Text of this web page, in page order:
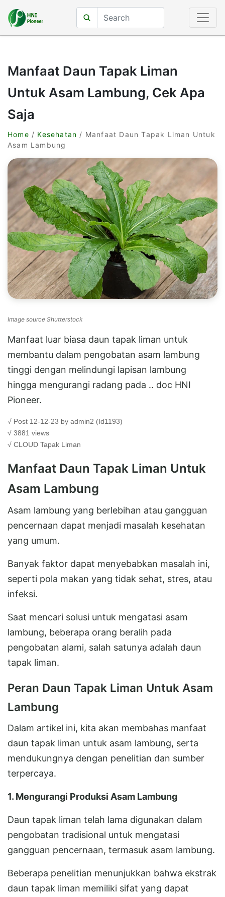
Manfaat Daun Tapak Liman
Untuk Asam Lambung, Cek Apa
Saja
Home / Kesehatan / Manfaat Daun Tapak Liman Untuk
Asam Lambung
Image source Shutterstock
Manfaat luar biasa daun tapak liman untuk
membantu dalam pengobatan asam lambung
tinggi dengan melindungi lapisan lambung
hingga mengurangi radang pada .. doc HNI
Pioneer.
√ Post 12-12-23 by admin2 (Id1193)
√ 3881 views
√ CLOUD Tapak Liman
Manfaat Daun Tapak Liman Untuk
Asam Lambung
Asam lambung yang berlebihan atau gangguan
pencernaan dapat menjadi masalah kesehatan
yang umum.
Banyak faktor dapat menyebabkan masalah ini,
seperti pola makan yang tidak sehat, stres, atau
infeksi.
Saat mencari solusi untuk mengatasi asam
lambung, beberapa orang beralih pada
pengobatan alami, salah satunya adalah daun
tapak liman.
Peran Daun Tapak Liman Untuk Asam
Lambung
Dalam artikel ini, kita akan membahas manfaat
daun tapak liman untuk asam lambung, serta
mendukungnya dengan penelitian dan sumber
terpercaya.
1. Mengurangi Produksi Asam Lambung
Daun tapak liman telah lama digunakan dalam
pengobatan tradisional untuk mengatasi
gangguan pencernaan, termasuk asam lambung.
Beberapa penelitian menunjukkan bahwa ekstrak
daun tapak liman memiliki sifat yang dapat